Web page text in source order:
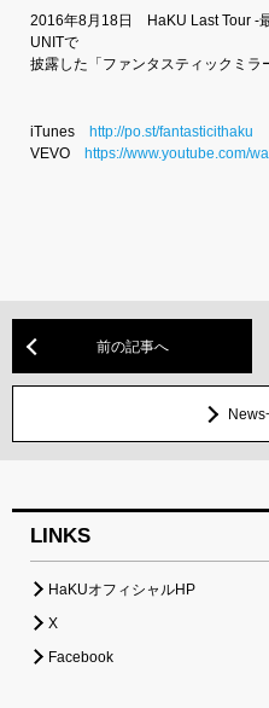
2016年8月18日 HaKU Last Tour -
UNITで
披露した「ファンタスティックミラ
iTunes
http://po.st/fantasticithaku
VEVO
https://www.youtube.com/
前の記事へ
News
LINKS
HaKUオフィシャルHP
X
Facebook